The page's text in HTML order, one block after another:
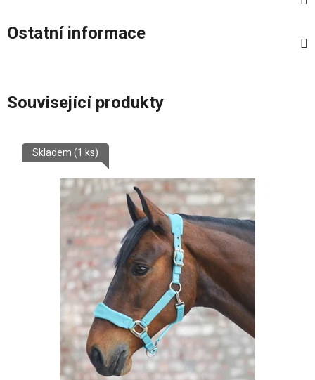
Ostatní informace
Související produkty
Skladem (1 ks)